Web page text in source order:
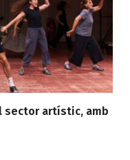
sector artístic, amb